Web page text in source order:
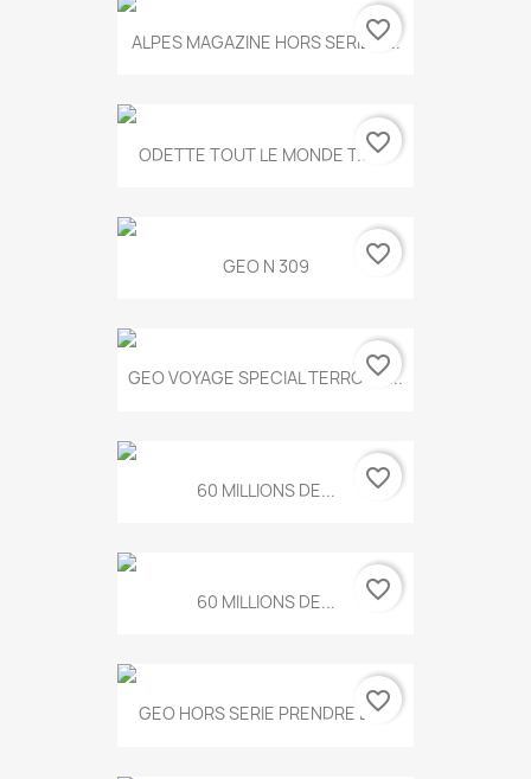
ALPES MAGAZINE HORS SERIE N...
favorite_border
ODETTE TOUT LE MONDE T.546
favorite_border
GEO N 309 favorite_border
GEO VOYAGE SPECIAL TERROIRS...
favorite_border
60 MILLIONS DE... favorite_border
60 MILLIONS DE... favorite_border
GEO HORS SERIE PRENDRE LE...
favorite_border